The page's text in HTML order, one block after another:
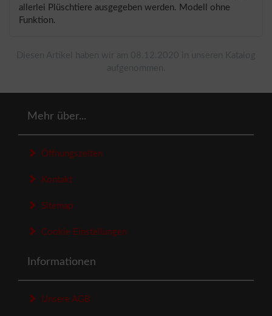
allerlei Plüschtiere ausgegeben werden. Modell ohne
Funktion.
Mehr über...
Öffnungszeiten
Kontakt
Sitemap
Cookie Einstellungen
Informationen
Unsere AGB